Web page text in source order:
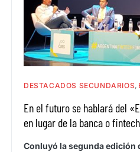
DESTACADOS SECUNDARIOS
En el futuro se hablará del
en lugar de la banca o fintech
Conluyó la segunda edición